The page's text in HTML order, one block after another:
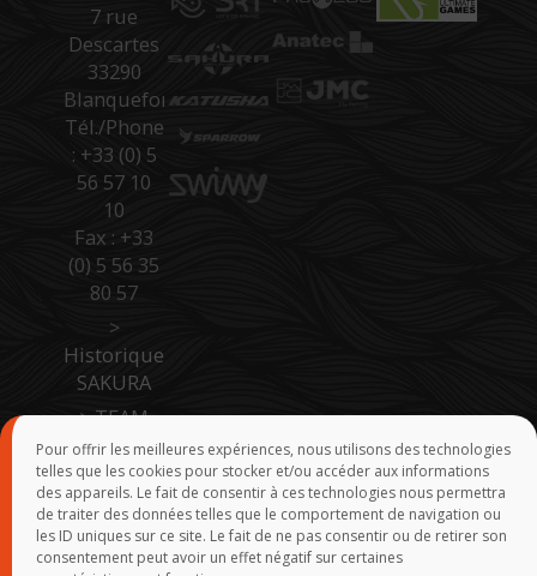
Pour offrir les meilleures expériences, nous utilisons des technologies
telles que les cookies pour stocker et/ou accéder aux informations
des appareils. Le fait de consentir à ces technologies nous permettra
de traiter des données telles que le comportement de navigation ou
les ID uniques sur ce site. Le fait de ne pas consentir ou de retirer son
consentement peut avoir un effet négatif sur certaines
7 rue
Descartes
33290
Blanquefort
Tél./Phone
: +33 (0) 5
56 57 10
10
Fax : +33
(0) 5 56 35
80 57
>
Historique
SAKURA
>TEAM
SAKURA
>Accès
Pro Site B
to B
>Force de